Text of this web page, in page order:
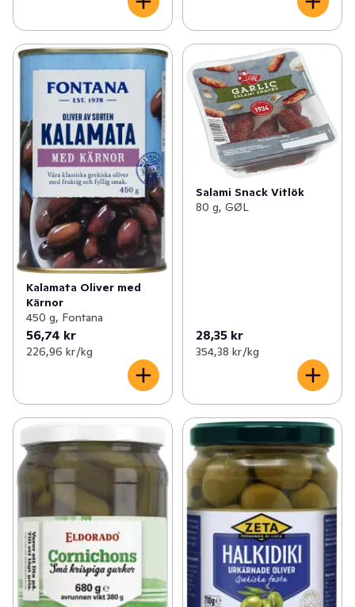
Kalamata Oliver med
Kärnor
450 g, Fontana
56,74 kr
226,96 kr /kg
Salami Snack Vitlök
80 g, GØL
28,35 kr
354,38 kr /kg